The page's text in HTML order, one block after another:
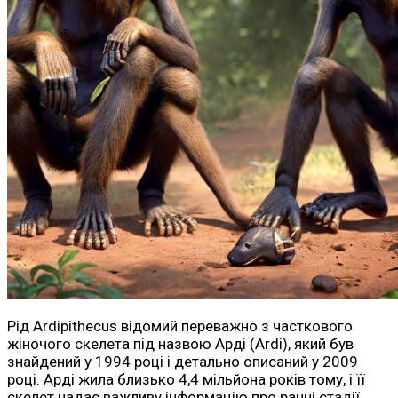
Рід Ardipithecus відомий переважно з часткового
жіночого скелета під назвою Арді (Ardi), який був
знайдений у 1994 році і детально описаний у 2009
році. Арді жила близько 4,4 мільйона років тому, і її